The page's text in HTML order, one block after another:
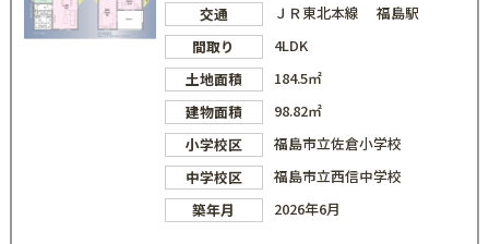
交通
ＪＲ東北本線 福島駅
間取り
4LDK
土地面積
184.5㎡
建物面積
98.82㎡
小学校区
福島市立佐倉小学校
中学校区
福島市立西信中学校
築年月
2026年6月